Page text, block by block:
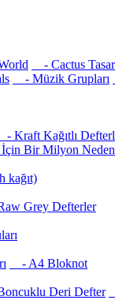
- Cactus
- Müzik Grupları
- Kraft Kağıtlı
Bir Milyon Neden
kağıt)
Grey Defterler
- A4 Bloknot
Deri Defter